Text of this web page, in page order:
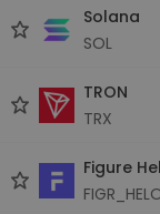
Solana
SOL
TRON
TRX
Figure